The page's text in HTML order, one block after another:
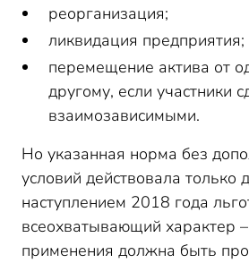
реорганизация;
ликвидация предприятия;
перемещение актива от
другому, если участники
взаимозависимыми.
Но указанная норма без
условий действовала только
наступлением 2018 года
всеохватывающий характер
применения должна быть